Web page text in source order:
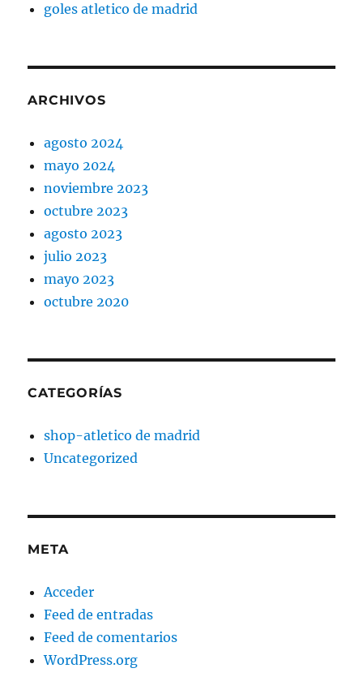
goles atletico de madrid
ARCHIVOS
agosto 2024
mayo 2024
noviembre 2023
octubre 2023
agosto 2023
julio 2023
mayo 2023
octubre 2020
CATEGORÍAS
shop-atletico de madrid
Uncategorized
META
Acceder
Feed de entradas
Feed de comentarios
WordPress.org